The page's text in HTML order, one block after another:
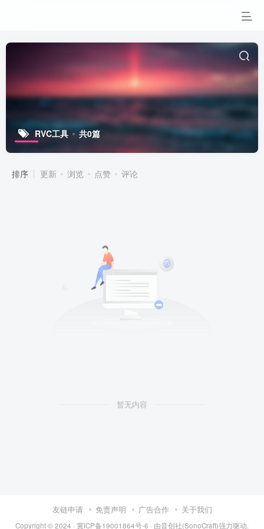
RVC工具 共0篇
排序 更新 浏览 点赞 评论
暂无内容
友链申请 免责声明 广告合作 关于我们
Copyright © 2024 · 冀ICP备19001864号-6 · 由音创社(SonoCraft)强力驱动.